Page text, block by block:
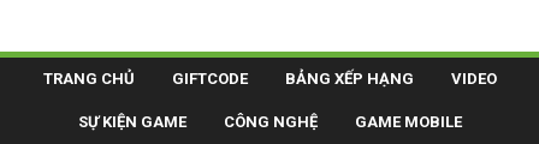
TRANG CHỦ GIFTCODE BẢNG XẾP HẠNG VIDEO
SỰ KIỆN GAME CÔNG NGHỆ GAME MOBILE